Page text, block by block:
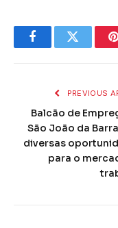
FacebookTwitter
PREVIOUS
Balcão de
São João da
diversas
para o